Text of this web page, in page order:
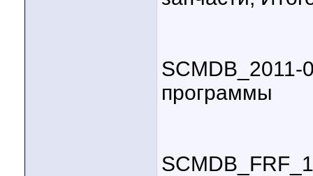
SCMDB_2011-
программы